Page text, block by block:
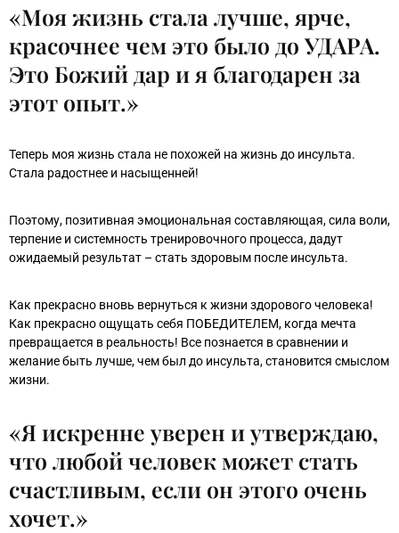
«Моя жизнь стала лучше, ярче,
красочнее чем это было до УДАРА.
Это Божий дар и я благодарен за
этот опыт.»
Теперь моя жизнь стала не похожей на жизнь до инсульта.
Стала радостнее и насыщенней!
Поэтому, позитивная эмоциональная составляющая, сила воли,
терпение и системность тренировочного процесса, дадут
ожидаемый результат – стать здоровым после инсульта.
Как прекрасно вновь вернуться к жизни здорового человека!
Как прекрасно ощущать себя ПОБЕДИТЕЛЕМ, когда мечта
превращается в реальность! Все познается в сравнении и
желание быть лучше, чем был до инсульта, становится смыслом
жизни.
«Я искренне уверен и утверждаю,
что любой человек может стать
счастливым, если он этого очень
хочет.»